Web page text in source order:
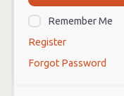
Remember Me
Register
Forgot Password